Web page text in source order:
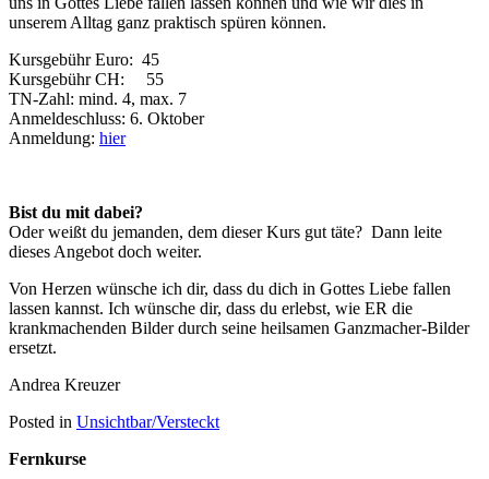
unserem Alltag ganz praktisch spüren können.
Kursgebühr Euro: 45
Kursgebühr CH: 55
TN-Zahl: mind. 4, max. 7
Anmeldeschluss: 6. Oktober
Anmeldung: hier
Bist du mit dabei?
Oder weißt du jemanden, dem dieser Kurs gut täte? Dann leite
dieses Angebot doch weiter.
Von Herzen wünsche ich dir, dass du dich in Gottes Liebe fallen
lassen kannst. Ich wünsche dir, dass du erlebst, wie ER die
krankmachenden Bilder durch seine heilsamen Ganzmacher-Bilder
ersetzt.
Andrea Kreuzer
Posted in Unsichtbar/Versteckt
Fernkurse